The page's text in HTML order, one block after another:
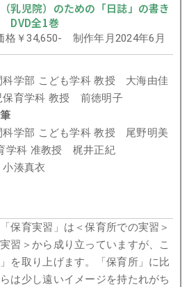
乳児院）のための「日誌」の書き
DVD全1巻
格￥34,650- 制作年月2024年6月
科学部 こども学科 教授 大海由佳
保育学科 教授 前徳明子
科学部 こども学科 教授 尾野明美
学科 准教授 梶井正紀
湊真衣
保育実習」は＜保育所での実習＞
習＞から成り立っていますが、こ
を取り上げます。「保育所」に比
は少し遠いイメージを持たれがち